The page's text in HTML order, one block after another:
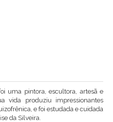
uma pintora, escultora, artesã e
vida produziu impressionantes
e foi estudada e cuidada
da Silveira.